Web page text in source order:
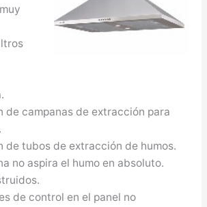
de campanas de extracción para
de tubos de extracción de humos.
no aspira el humo en absoluto.
de control en el panel no